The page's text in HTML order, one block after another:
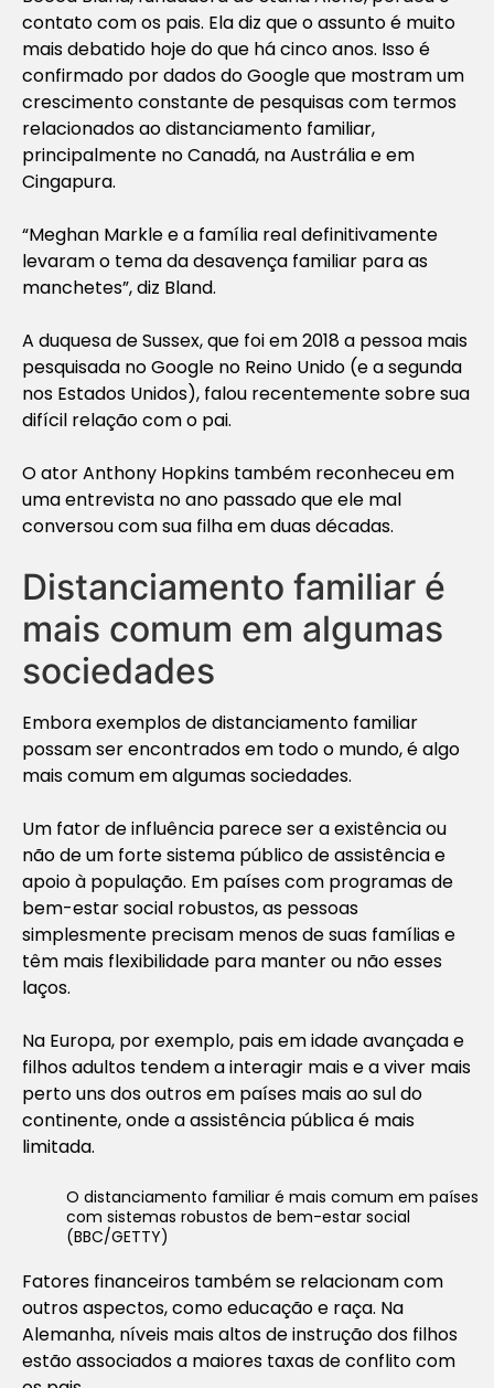
contato com os pais. Ela diz que o assunto é muito
mais debatido hoje do que há cinco anos. Isso é
confirmado por dados do Google que mostram um
crescimento constante de pesquisas com termos
relacionados ao distanciamento familiar,
principalmente no Canadá, na Austrália e em
Cingapura.
“Meghan Markle e a família real definitivamente
levaram o tema da desavença familiar para as
manchetes”, diz Bland.
A duquesa de Sussex, que foi em 2018 a pessoa mais
pesquisada no Google no Reino Unido (e a segunda
nos Estados Unidos), falou recentemente sobre sua
difícil relação com o pai.
O ator Anthony Hopkins também reconheceu em
uma entrevista no ano passado que ele mal
conversou com sua filha em duas décadas.
Distanciamento familiar é
mais comum em algumas
sociedades
Embora exemplos de distanciamento familiar
possam ser encontrados em todo o mundo, é algo
mais comum em algumas sociedades.
Um fator de influência parece ser a existência ou
não de um forte sistema público de assistência e
apoio à população. Em países com programas de
bem-estar social robustos, as pessoas
simplesmente precisam menos de suas famílias e
têm mais flexibilidade para manter ou não esses
laços.
Na Europa, por exemplo, pais em idade avançada e
filhos adultos tendem a interagir mais e a viver mais
perto uns dos outros em países mais ao sul do
continente, onde a assistência pública é mais
limitada.
O distanciamento familiar é mais comum em países
com sistemas robustos de bem-estar social
(BBC/GETTY)
Fatores financeiros também se relacionam com
outros aspectos, como educação e raça. Na
Alemanha, níveis mais altos de instrução dos filhos
estão associados a maiores taxas de conflito com